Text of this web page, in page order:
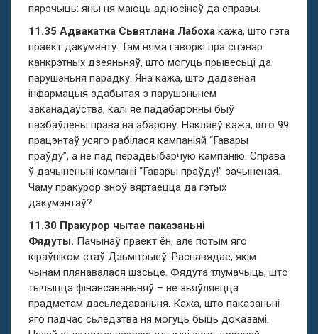
пярэчыць: яны ня маюць адносінаў да справы.
11.35 Адвакатка Сьвятлана Лабоха кажа, што гэта
праект дакумэнту. Там няма гаворкі пра сцэнар
канкрэтных дзеяньняў, што могуць прывесьці да
парушэньня парадку. Яна кажа, што дадзеная
інфармацыя здабытая з парушэньнем
заканадаўства, калі яе падабаронны быў
пазбаўлены права на абарону. Някляеў кажа, што 99
працэнтаў усяго рабілася кампаніяй “Гавары
праўду”, а не пад перадвыбарчую кампанію. Справа
ў дачыненьні кампаніі “Гавары праўду!” зачыненая.
Чаму пракурор зноў вяртаецца да гэтых
дакумэнтаў?
11.30 Пракурор чытае паказаньні
Фядуты. Пачынаў праект ён, але потым яго
кіраўніком стаў Дзьмітрыеў. Распавядае, якім
чынам плянавалася шэсьце. Фядута тлумачыць, што
тычыцца фінансаваньняў – не зьяўляецца
прадметам дасьледаваньня. Кажа, што паказаньні
яго падчас сьледзтва ня могуць быць доказамі.